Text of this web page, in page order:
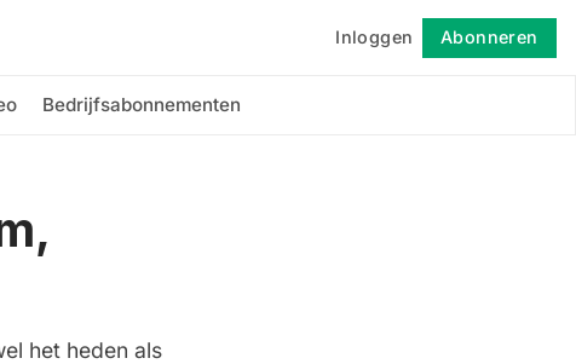
Inloggen Abonneren
Bedrijfsabonnementen
het heden als